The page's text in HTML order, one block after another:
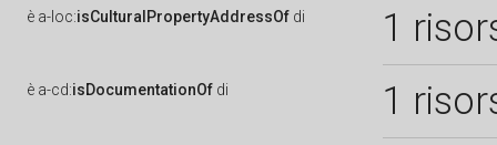
è a-loc:isCulturalPropertyAddressOf di 1
è a-cd:isDocumentationOf di 1